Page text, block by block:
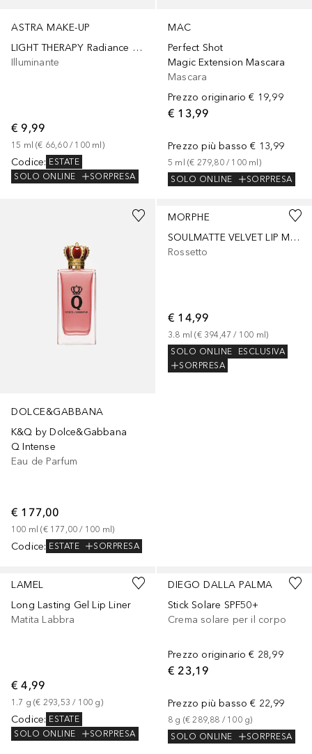
ASTRA MAKE-UP
LIGHT THERAPY Radiance Enhancer Highlighter
Illuminante
€ 9,99
15 ml (€ 66,60 / 100 ml)
Codice: ESTATE
SOLO ONLINE
SORPRESA
MAC
Perfect Shot
Magic Extension Mascara
Mascara
Prezzo originario € 19,99
€ 13,99
Prezzo più basso € 13,99
5 ml (€ 279,80 / 100 ml )
SOLO ONLINE
SORPRESA
DOLCE&GABBANA
K&Q by Dolce&Gabbana
Q Intense
Eau de Parfum
€ 177,00
100 ml (€ 177,00 / 100 ml)
Codice: ESTATE SORPRESA
MORPHE
SOULMATTE VELVET LIP MOUSSE HONEY
Rossetto
€ 14,99
3.8 ml (€ 394,47 / 100 ml)
SOLO ONLINE
ESCLUSIVA
SORPRESA
+3
LAMEL
Long Lasting Gel Lip Liner
Matita Labbra
€ 4,99
1.7 g (€ 293,53 / 100 g)
Codice: ESTATE
SOLO ONLINE
SORPRESA
+1
DIEGO DALLA PALMA
Stick Solare SPF50+
Crema solare per il corpo
Prezzo originario € 28,99
€ 23,19
Prezzo più basso € 22,99
8 g (€ 289,88 / 100 g)
SOLO ONLINE
SORPRESA